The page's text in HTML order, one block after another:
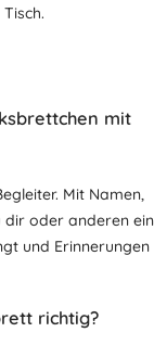
mit
Mit Namen,
dir oder anderen ein
und Erinnerungen
richtig?